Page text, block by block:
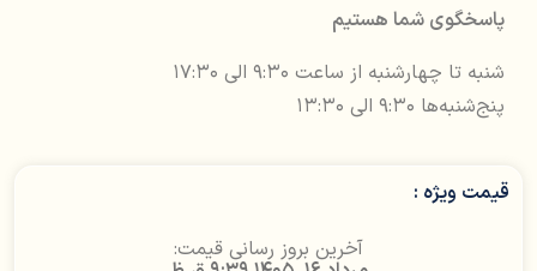
پاسخگوی شما هستیم
شنبه تا چهارشنبه از ساعت ۹:۳۰ الی ۱۷:۳۰
پنج‌شنبه‌ها ۹:۳۰ الی ۱۳:۳۰
قیمت ویژه :
آخرین بروز رسانی قیمت: